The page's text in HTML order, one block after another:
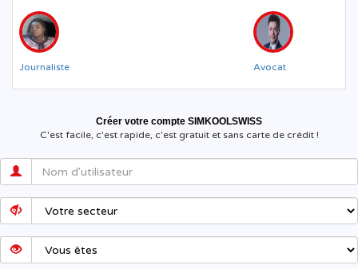
Journaliste Avocat
Créer votre compte SIMKOOLSWISS
C'est facile, c'est rapide, c'est gratuit et sans carte de crédit !